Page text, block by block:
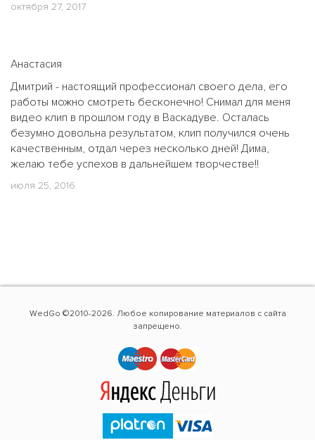
октября 27, 2017
Анастасия
Дмитрий - настоящий профессионал своего дела, его
работы можно смотреть бесконечно! Снимал для меня
видео клип в прошлом году в Васкадуве. Осталась
безумно довольна результатом, клип получился очень
качественным, отдал через несколько дней! Дима,
желаю тебе успехов в дальнейшем творчестве!!
июля 25, 2016
WedGo ©2010-2026. Любое копирование материалов с сайта
запрещено.